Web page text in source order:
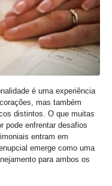
é uma experiência
mas também
distintos. O que muitas
pode enfrentar desafios
entram em
emerge como uma
para ambos os